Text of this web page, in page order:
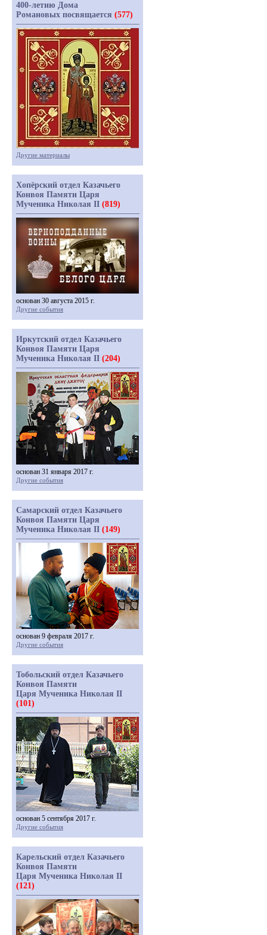
400-летию Дома
Романовых посвящается (577)
Другие материалы
Хопёрский отдел Казачьего
Конвоя Памяти Царя
Мученика Николая II (819)
основан 30 августа 2015 г.
Другие события
Иркутский отдел Казачьего
Конвоя Памяти Царя
Мученика Николая II (204)
основан 31 января 2017 г.
Другие события
Самарский отдел Казачьего
Конвоя Памяти Царя
Мученика Николая II (149)
основан 9 февраля 2017 г.
Другие события
Тобольский отдел Казачьего
Конвоя Памяти
Царя Мученика Николая II
(101)
основан 5 сентября 2017 г.
Другие события
Карельский отдел Казачьего
Конвоя Памяти
Царя Мученика Николая II
(121)